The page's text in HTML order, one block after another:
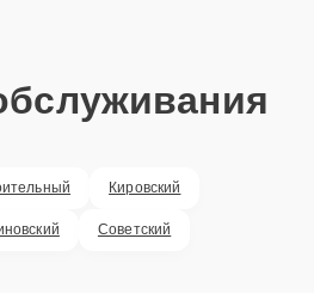
Кировский
Советский